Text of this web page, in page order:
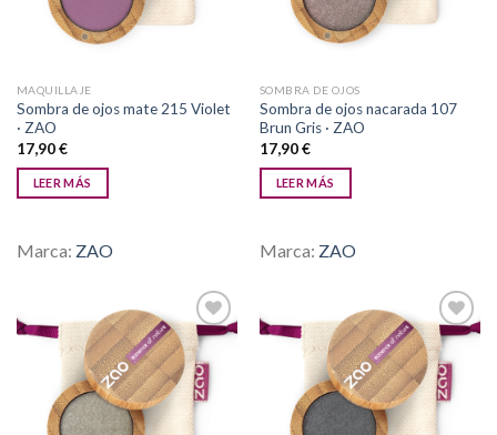
MAQUILLAJE
Sombra de ojos mate 215 Violet
· ZAO
17,90€
LEER MÁS
Marca: ZAO
SOMBRA DE OJOS
Sombra de ojos nacarada 107
Brun Gris · ZAO
17,90€
LEER MÁS
Marca: ZAO
Añadir
a la
lista de
deseos
Añadir
a la
lista de
deseos